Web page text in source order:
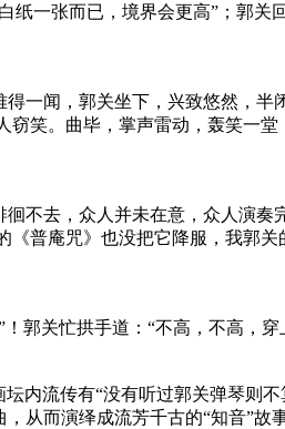
一张而已，境界会更高”；郭关
一闻，郭关坐下，兴致悠然，半
笑。曲毕，掌声雷动，轰笑一堂
不去，众人并未在意，众人演奏
普庵咒》也没把它降服，我郭
郭关忙拱手道：“不高，不高，穿
内流传有“没有听过郭关弹琴则
从而演绎成流芳千古的“知音”故